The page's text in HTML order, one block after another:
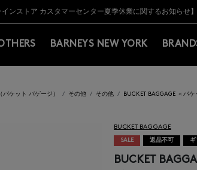
＞会員のお客様は11,000円（税込）以上のお買上げで
【夏季休業に伴う出荷一時停止のお知らせ】(2026.8.7)
インストア カスタマーセンター夏季休業に関するお知らせ
夏季休業に伴う返品・交換承り一時停止のお知らせ】（
熊本県を中心とした地震の影響によるお荷物のお届けにつ
【開催中】SUMMER SALEのご案内・ご注意事項
＞会員のお客様は11,000円（税込）以上のお買上げで
【夏季休業に伴う出荷一時停止のお知らせ】(2026.8.7)
BARNEYS NEW YORK
バケット バゲージ） その他 その他 BUCKET BAGGAGE ＜バ
BUCKET BAGGAGE
SALE
返品不可 ギ
BUCKET